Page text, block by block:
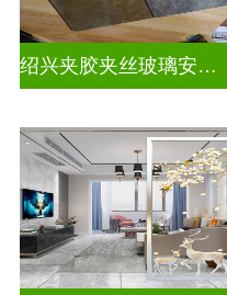
绍兴夹胶夹丝玻璃安装电话